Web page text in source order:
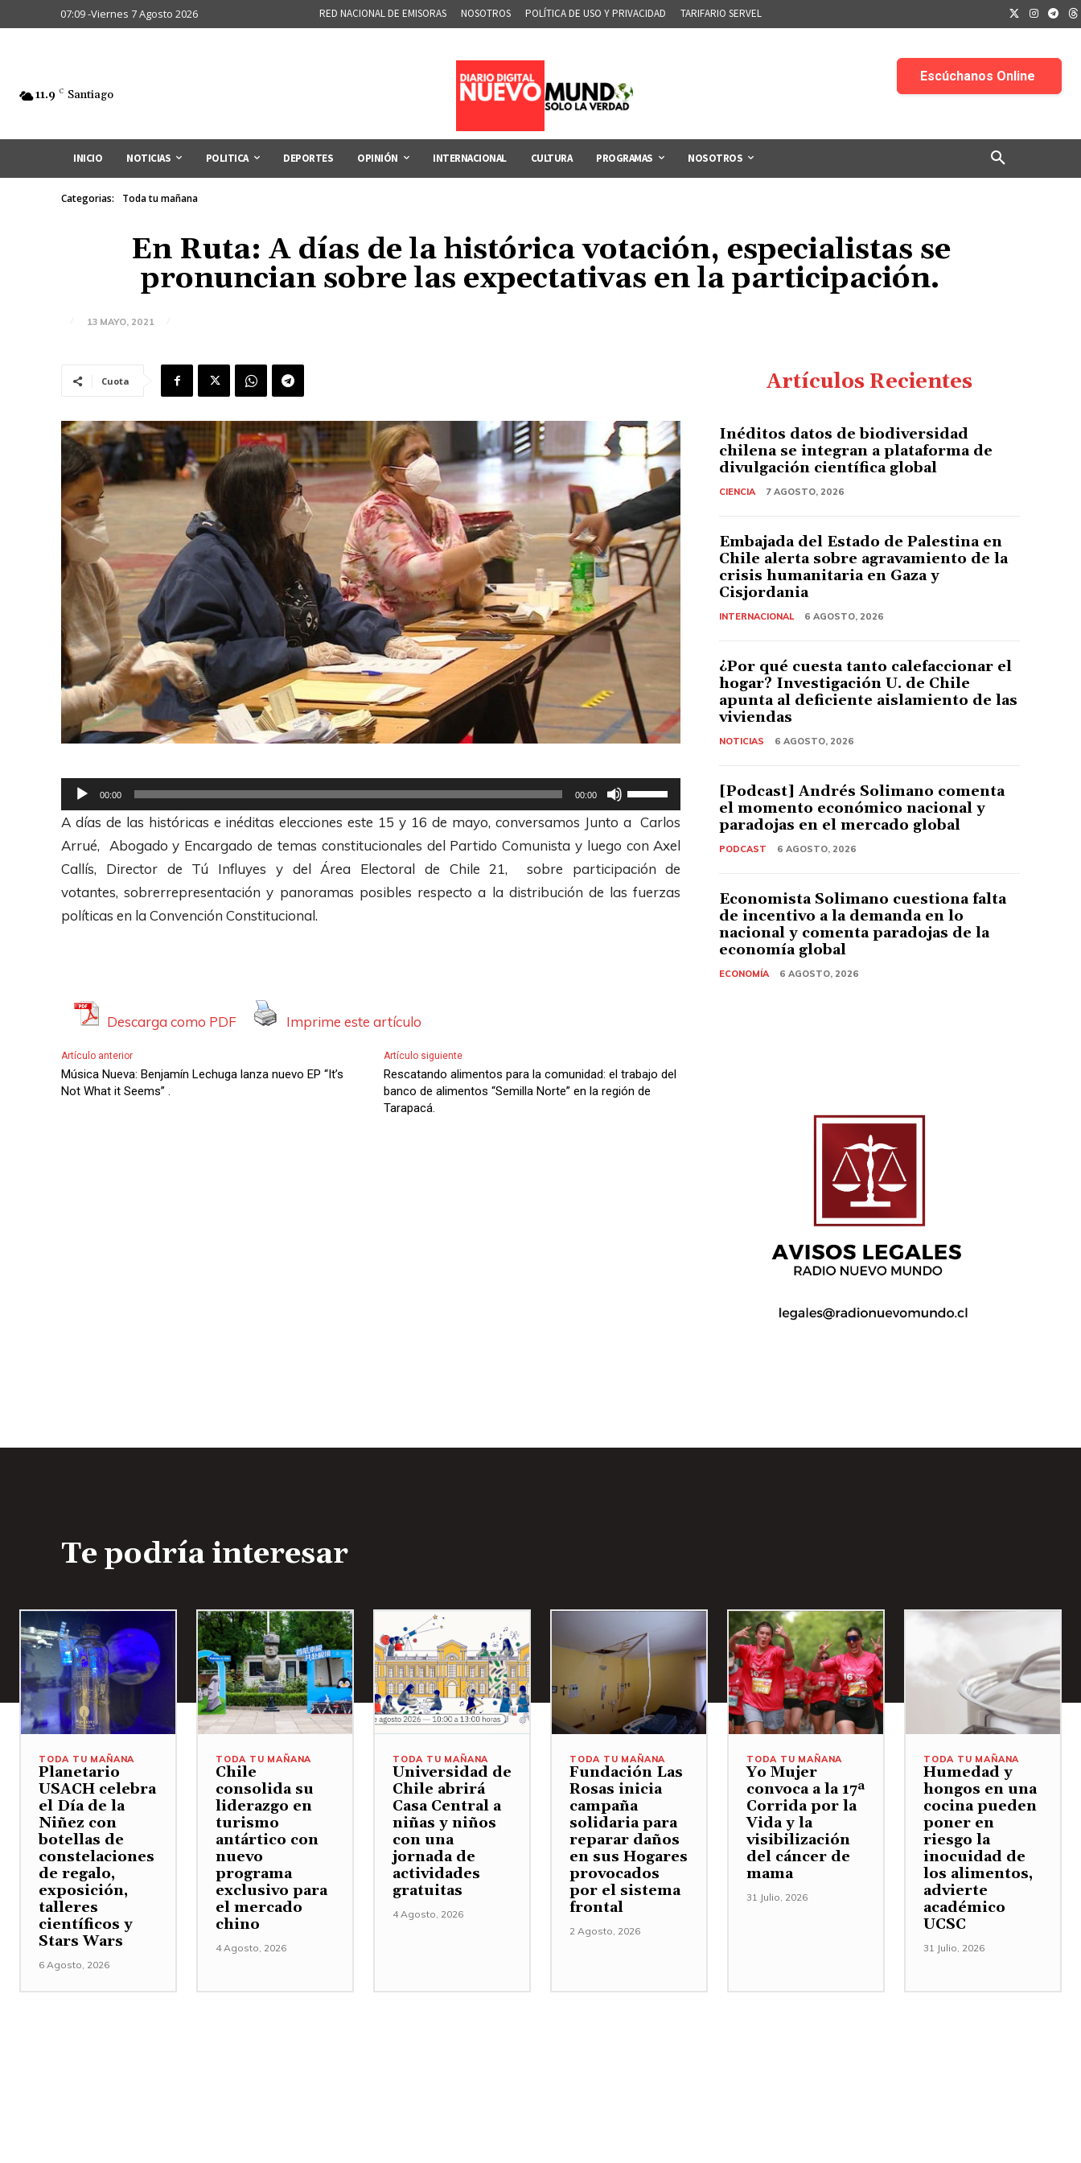
07:09 -Viernes 7 Agosto 2026 RED NACIONAL DE EMISORAS NOSOTROS POLÍTICA DE USO Y PRIVACIDAD TARIFARIO SERVEL
11.9 C Santiago
INICIO NOTICIAS POLITICA DEPORTES OPINIÓN INTERNACIONAL CULTURA PROGRAMAS NOSOTROS
Categorias: Toda tu mañana
En Ruta: A días de la histórica votación, especialistas se
pronuncian sobre las expectativas en la participación.
13 MAYO, 2021
Cuota
e
u
e
A
00:00 00:00
U
t
c
l
p
a
u
m
e
n
t
a
o
A días de las históricas e inéditas elecciones este 15 y 16 de mayo, conversamos Junto a Carlos
Arrué, Abogado y Encargado de temas constitucionales del Partido Comunista y luego con Axel
Callís, Director de Tú Influyes y del Área Electoral de Chile 21, sobre participación de
votantes, sobrerrepresentación y panoramas posibles respecto a la distribución de las fuerzas
políticas en la Convención Constitucional.
Descarga como PDF Imprime este artículo
Artículo anterior
Música Nueva: Benjamín Lechuga lanza nuevo EP “It’s
Not What it Seems” .
Artículo siguiente
Rescatando alimentos para la comunidad: el trabajo del
banco de alimentos “Semilla Norte” en la región de
Tarapacá.
Artículos Recientes
Inéditos datos de biodiversidad
chilena se integran a plataforma de
divulgación científica global
CIENCIA 7 AGOSTO, 2026
Embajada del Estado de Palestina en
Chile alerta sobre agravamiento de la
crisis humanitaria en Gaza y
Cisjordania
INTERNACIONAL 6 AGOSTO, 2026
¿Por qué cuesta tanto calefaccionar el
hogar? Investigación U. de Chile
apunta al deficiente aislamiento de las
viviendas
NOTICIAS 6 AGOSTO, 2026
[Podcast] Andrés Solimano comenta
el momento económico nacional y
paradojas en el mercado global
PODCAST 6 AGOSTO, 2026
Economista Solimano cuestiona falta
de incentivo a la demanda en lo
nacional y comenta paradojas de la
economía global
ECONOMÍA 6 AGOSTO, 2026
Te podría interesar
TODA TU MAÑANA
Planetario
USACH celebra
el Día de la
Niñez con
botellas de
constelaciones
de regalo,
exposición,
talleres
científicos y
Stars Wars
6 Agosto, 2026
TODA TU MAÑANA
Chile
consolida su
liderazgo en
turismo
antártico con
nuevo
programa
exclusivo para
el mercado
chino
4 Agosto, 2026
TODA TU MAÑANA
Universidad de
Chile abrirá
Casa Central a
niñas y niños
con una
jornada de
actividades
gratuitas
4 Agosto, 2026
TODA TU MAÑANA
Fundación Las
Rosas inicia
campaña
solidaria para
reparar daños
en sus Hogares
provocados
por el sistema
frontal
2 Agosto, 2026
TODA TU MAÑANA
Yo Mujer
convoca a la 17ª
Corrida por la
Vida y la
visibilización
del cáncer de
mama
31 Julio, 2026
TODA TU MAÑANA
Humedad y
hongos en una
cocina pueden
poner en
riesgo la
inocuidad de
los alimentos,
advierte
académico
UCSC
31 Julio, 2026